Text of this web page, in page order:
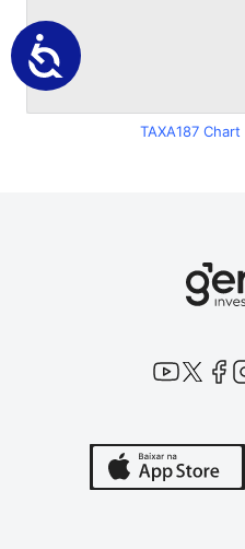
TAXA187 Chart